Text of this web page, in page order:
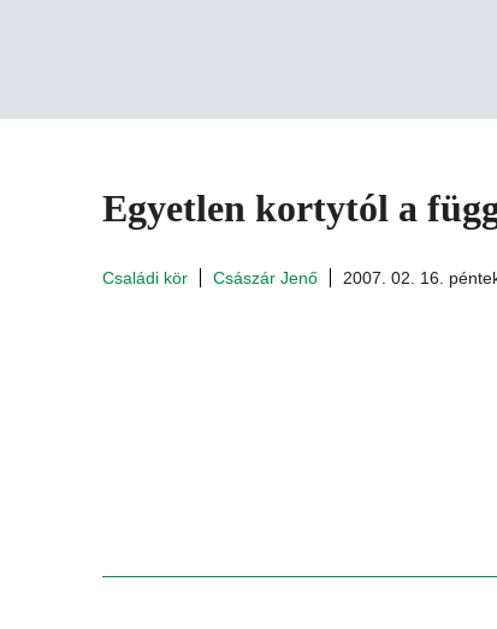
Egyetlen kortytól a
Családi kör Császár Jenő 2007. 02. 16.